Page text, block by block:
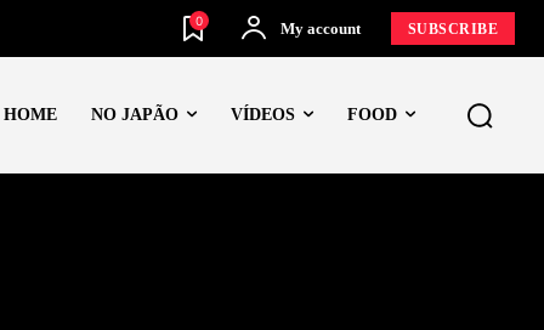
0 My account SUBSCRIBE
HOME NO JAPÃO VÍDEOS FOOD